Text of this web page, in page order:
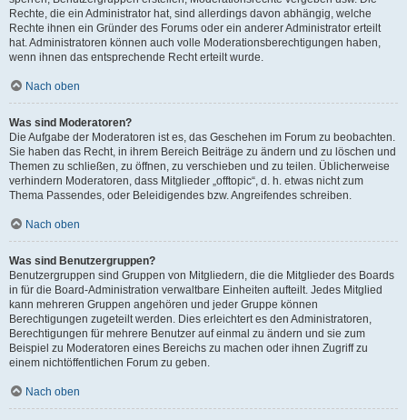
Rechte, die ein Administrator hat, sind allerdings davon abhängig, welche
Rechte ihnen ein Gründer des Forums oder ein anderer Administrator erteilt
hat. Administratoren können auch volle Moderationsberechtigungen haben,
wenn ihnen das entsprechende Recht erteilt wurde.
Nach oben
Was sind Moderatoren?
Die Aufgabe der Moderatoren ist es, das Geschehen im Forum zu beobachten.
Sie haben das Recht, in ihrem Bereich Beiträge zu ändern und zu löschen und
Themen zu schließen, zu öffnen, zu verschieben und zu teilen. Üblicherweise
verhindern Moderatoren, dass Mitglieder „offtopic“, d. h. etwas nicht zum
Thema Passendes, oder Beleidigendes bzw. Angreifendes schreiben.
Nach oben
Was sind Benutzergruppen?
Benutzergruppen sind Gruppen von Mitgliedern, die die Mitglieder des Boards
in für die Board-Administration verwaltbare Einheiten aufteilt. Jedes Mitglied
kann mehreren Gruppen angehören und jeder Gruppe können
Berechtigungen zugeteilt werden. Dies erleichtert es den Administratoren,
Berechtigungen für mehrere Benutzer auf einmal zu ändern und sie zum
Beispiel zu Moderatoren eines Bereichs zu machen oder ihnen Zugriff zu
einem nichtöffentlichen Forum zu geben.
Nach oben